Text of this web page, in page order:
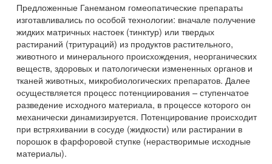
Предложенные Ганеманом гомеопатические препараты
изготавливались по особой технологии: вначале получение
жидких матричных настоек (тинктур) или твердых
растираний (тритураций) из продуктов растительного,
животного и минерального происхождения, неорганических
веществ, здоровых и патологически измененных органов и
тканей животных, микробиологических препаратов. Далее
осуществляется процесс потенциирования – ступенчатое
разведение исходного материала, в процессе которого он
механически динамизируется. Потенцирование происходит
при встряхивании в сосуде (жидкости) или растирании в
порошок в фарфоровой ступке (нерастворимые исходные
материалы).